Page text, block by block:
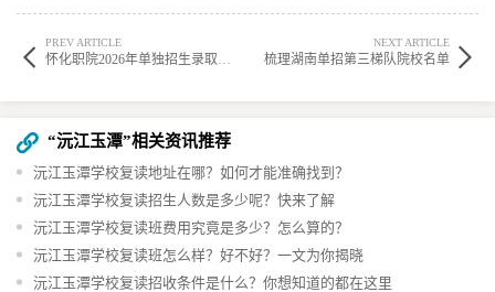
PREV ARTICLE
怀化职院2026年单独招生录取分数线公布
NEXT ARTICLE
梳理湖南单招第三梯队院校名单
“沅江玉潭”相关资讯推荐
沅江玉潭学校复读地址在哪？如何才能准确找到？
沅江玉潭学校复读招生人数是多少呢？快来了解
沅江玉潭学校复读班费用究竟是多少？怎么算的？
沅江玉潭学校复读班怎么样？好不好？一文为你揭晓
沅江玉潭学校复读招收条件是什么？你想知道的都在这里